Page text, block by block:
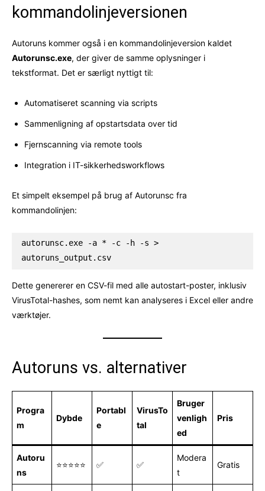
kommandolinjeversionen
Autoruns kommer også i en kommandolinjeversion kaldet
Autorunsc.exe, der giver de samme oplysninger i
tekstformat. Det er særligt nyttigt til:
Automatiseret scanning via scripts
Sammenligning af opstartsdata over tid
Fjernscanning via remote tools
Integration i IT-sikkerhedsworkflows
Et simpelt eksempel på brug af Autorunsc fra
kommandolinjen:
autorunsc.exe -a * -c -h -s >
autoruns_output.csv
Dette genererer en CSV-fil med alle autostart-poster, inklusiv
VirusTotal-hashes, som nemt kan analyseres i Excel eller andre
værktøjer.
Autoruns vs. alternativer
Progra
m
Dybde
Portabl
e
VirusTo
tal
Bruger
venligh
ed
Pris
Autoru
ns
⭐⭐⭐⭐⭐ ✅ ✅
Modera
t
Gratis